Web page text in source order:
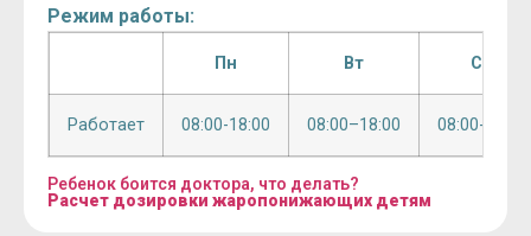
Режим работы:
Пн Вт Ср
Работает 08:00-18:00 08:00–18:00 08:00-18:00
Ребенок боится доктора, что делать?
Расчет дозировки жаропонижающих детям